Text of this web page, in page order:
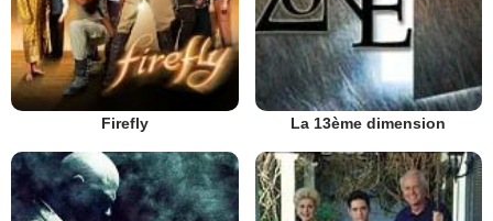
Firefly La 13ème dimension